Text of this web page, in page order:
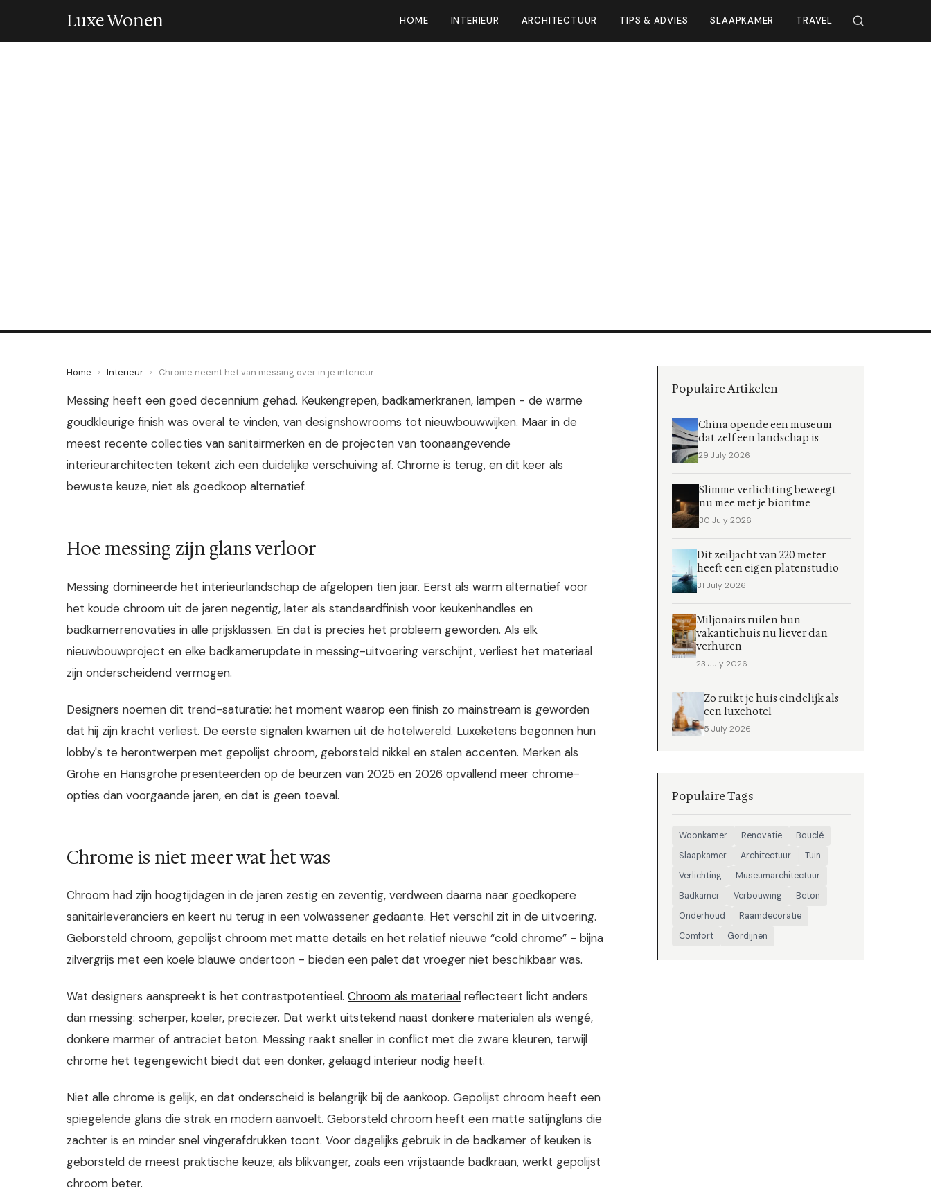
Luxe Wonen HOME INTERIEUR ARCHITECTUUR TIPS & ADVIES SLAAPKAMER TRAVEL
Home › Interieur › Chrome neemt het van messing over in je interieur
Messing heeft een goed decennium gehad. Keukengrepen, badkamerkranen, lampen - de warme
goudkleurige finish was overal te vinden, van designshowrooms tot nieuwbouwwijken. Maar in de
meest recente collecties van sanitairmerken en de projecten van toonaangevende
interieurarchitecten tekent zich een duidelijke verschuiving af. Chrome is terug, en dit keer als
bewuste keuze, niet als goedkoop alternatief.
Hoe messing zijn glans verloor
Messing domineerde het interieurlandschap de afgelopen tien jaar. Eerst als warm alternatief voor
het koude chroom uit de jaren negentig, later als standaardfinish voor keukenhandles en
badkamerrenovaties in alle prijsklassen. En dat is precies het probleem geworden. Als elk
nieuwbouwproject en elke badkamerupdate in messing-uitvoering verschijnt, verliest het materiaal
zijn onderscheidend vermogen.
Designers noemen dit trend-saturatie: het moment waarop een finish zo mainstream is geworden
dat hij zijn kracht verliest. De eerste signalen kwamen uit de hotelwereld. Luxeketens begonnen hun
lobby's te herontwerpen met gepolijst chroom, geborsteld nikkel en stalen accenten. Merken als
Grohe en Hansgrohe presenteerden op de beurzen van 2025 en 2026 opvallend meer chrome-
opties dan voorgaande jaren, en dat is geen toeval.
Chrome is niet meer wat het was
Chroom had zijn hoogtijdagen in de jaren zestig en zeventig, verdween daarna naar goedkopere
sanitairleveranciers en keert nu terug in een volwassener gedaante. Het verschil zit in de uitvoering.
Geborsteld chroom, gepolijst chroom met matte details en het relatief nieuwe “cold chrome” - bijna
zilvergrijs met een koele blauwe ondertoon - bieden een palet dat vroeger niet beschikbaar was.
Wat designers aanspreekt is het contrastpotentieel. Chroom als materiaal reflecteert licht anders
dan messing: scherper, koeler, preciezer. Dat werkt uitstekend naast donkere materialen als wengé,
donkere marmer of antraciet beton. Messing raakt sneller in conflict met die zware kleuren, terwijl
chrome het tegengewicht biedt dat een donker, gelaagd interieur nodig heeft.
Niet alle chrome is gelijk, en dat onderscheid is belangrijk bij de aankoop. Gepolijst chroom heeft een
spiegelende glans die strak en modern aanvoelt. Geborsteld chroom heeft een matte satijnglans die
zachter is en minder snel vingerafdrukken toont. Voor dagelijks gebruik in de badkamer of keuken is
geborsteld de meest praktische keuze; als blikvanger, zoals een vrijstaande badkraan, werkt gepolijst
chroom beter.
Populaire Artikelen
China opende een museum
dat zelf een landschap is
29 July 2026
Slimme verlichting beweegt
nu mee met je bioritme
30 July 2026
Dit zeiljacht van 220 meter
heeft een eigen platenstudio
31 July 2026
Miljonairs ruilen hun
vakantiehuis nu liever dan
verhuren
23 July 2026
Zo ruikt je huis eindelijk als
een luxehotel
5 July 2026
Populaire Tags
Woonkamer Renovatie
Bouclé
Slaapkamer
Architectuur
Tuin
Verlichting
Museumarchitectuur
Badkamer
Verbouwing
Beton
Onderhoud
Raamdecoratie
Comfort
Gordijnen